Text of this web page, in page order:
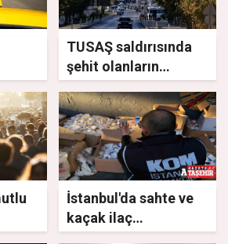
TUSAŞ saldırısında
şehit olanların
kimlikleri belli oldu
İstanbul'da sahte ve
kaçak ilaç